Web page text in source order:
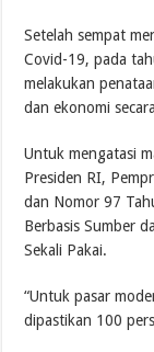
Setelah sempat
Covid-19, pada
melakukan
dan ekonomi
Untuk mengatasi
Presiden RI,
dan Nomor 97
Berbasis Sumber
Sekali Pakai.
“Untuk pasar
dipastikan 100